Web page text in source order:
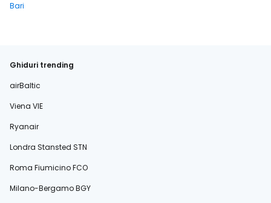
Bari
Ghiduri trending
airBaltic
Viena VIE
Ryanair
Londra Stansted STN
Roma Fiumicino FCO
Milano-Bergamo BGY